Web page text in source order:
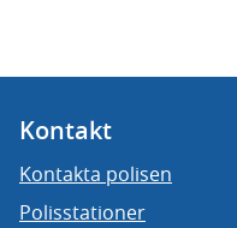
Kontakt
Kontakta polisen
Polisstationer